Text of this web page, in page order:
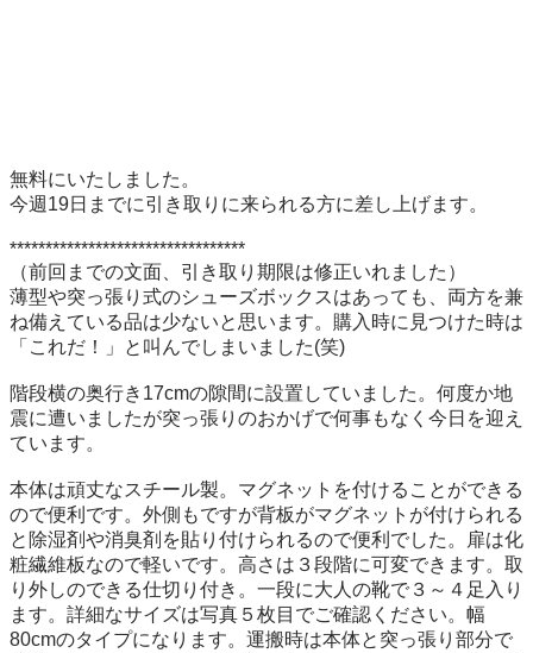
無料にいたしました。
今週19日までに引き取りに来られる方に差し上げます。
*********************************
（前回までの文面、引き取り期限は修正いれました）
薄型や突っ張り式のシューズボックスはあっても、両方を兼
ね備えている品は少ないと思います。購入時に見つけた時は
「これだ！」と叫んでしまいました(笑)
階段横の奥行き17cmの隙間に設置していました。何度か地
震に遭いましたが突っ張りのおかげで何事もなく今日を迎え
ています。
本体は頑丈なスチール製。マグネットを付けることができる
ので便利です。外側もですが背板がマグネットが付けられる
と除湿剤や消臭剤を貼り付けられるので便利でした。扉は化
粧繊維板なので軽いです。高さは３段階に可変できます。取
り外しのできる仕切り付き。一段に大人の靴で３～４足入り
ます。詳細なサイズは写真５枚目でご確認ください。幅
80cmのタイプになります。運搬時は本体と突っ張り部分で